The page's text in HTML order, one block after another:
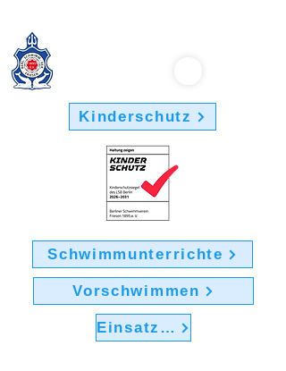
Kinderschutz
Schwimmunterrichte
Vorschwimmen
Einsatz im Verein